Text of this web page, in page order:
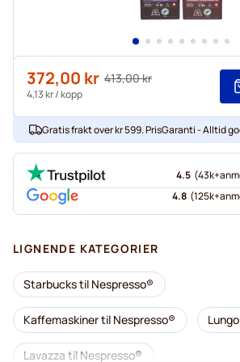
Vanlig pris
413,00 kr
As low as
372,00 kr
4,13 kr/ kopp
Gratis frakt over kr 599. PrisGaranti - Alltid
4.5 (43k+
4.8 (125k+
LIGNENDE KATEGORIER
Starbucks til Nespresso®
Kaffemaskiner til Nespresso®
Lavazza til Nespresso®